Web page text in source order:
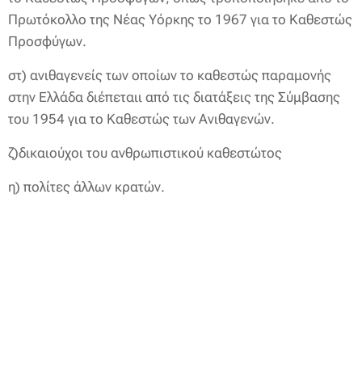
Πρωτόκολλο της Νέας Υόρκης το 1967 για το Καθεστώς
Προσφύγων.
στ) ανιθαγενείς των οποίων το καθεστώς παραμονής
στην Ελλάδα διέπεταιι από τις διατάξεις της Σύμβασης
του 1954 για το Καθεστώς των Ανιθαγενών.
ζ)δικαιούχοι του ανθρωπιστικού καθεστώτος
η) πολίτες άλλων κρατών.